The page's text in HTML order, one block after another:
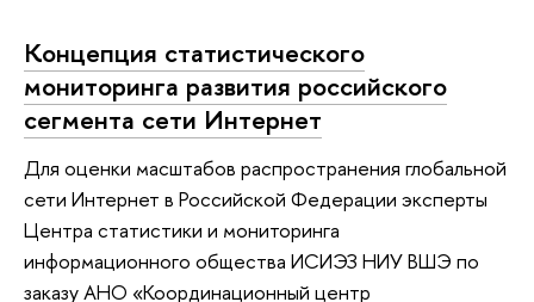
Концепция статистического
мониторинга развития российского
сегмента сети Интернет
Для оценки масштабов распространения глобальной
сети Интернет в Российской Федерации эксперты
Центра статистики и мониторинга
информационного общества ИСИЭЗ НИУ ВШЭ по
заказу АНО «Координационный центр